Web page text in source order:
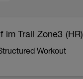
im Trail Zone3 (HR)
Workout